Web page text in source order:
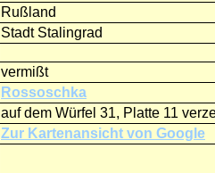
Rußland
Stadt Stalingrad
vermißt
Rossoschka
auf dem Würfel 31, Platte 11
Zur Kartenansicht von Google